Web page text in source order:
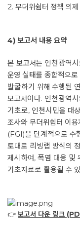
2. 무더위쉼터 정책 의
4) 보고서 내용 요약
본 보고서는 인천광역
운영 실태를 종합적으
발굴하기 위해 수행된
보고서이다. 인천광역
기초로, 인천시민을 대
조사와 무더위쉼터 이
(FGI)을 단계적으로 수
토대로 리빙랩 방식의
제시하여, 폭염 대응 및
기초자료로 활용될 수
👉 보고서 다운 링크